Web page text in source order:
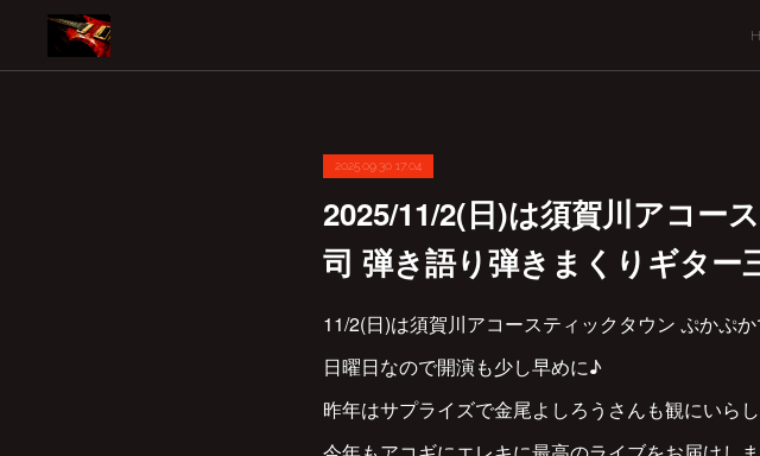
2025.09.30 17:04
2025/11/2(日)は須賀川アコー
司 弾き語り弾きまくりギター
11/2(日)は須賀川アコースティックタウン ぷかぷ
日曜日なので開演も少し早めに♪
昨年はサプライズで金尾よしろうさんも観にいら